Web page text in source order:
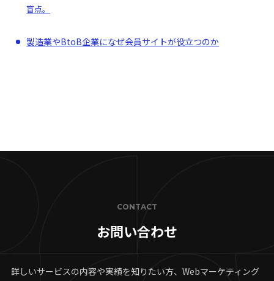
盲点。
製造業やBtoB企業になぜ会員サイトが役立つのか
CONTACT
お問い合わせ
詳しいサービスの内容や実績を知りたい方、Webマーケティング